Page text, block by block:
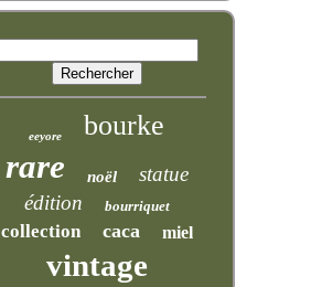
eeyore bourke
rare noël
statue
édition
bourriquet
collection caca miel
vintage